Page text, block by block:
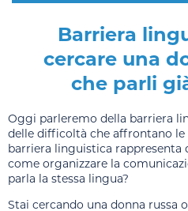
Barriera
cercare una
che parli
Oggi parleremo della barriera
delle difficoltà che affrontano le
barriera linguistica rappresenta
come organizzare la
parla la stessa lingua?
Stai cercando una donna russa